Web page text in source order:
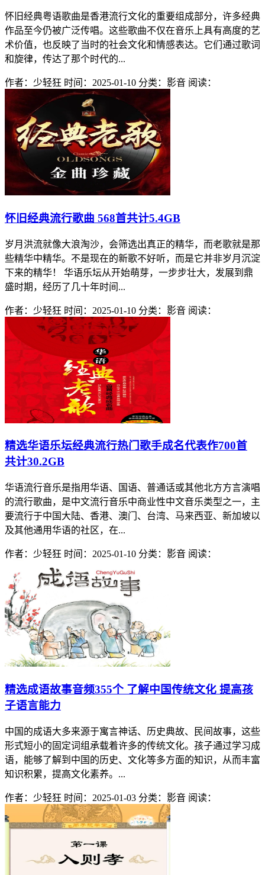
怀旧经典粤语歌曲是香港流行文化的重要组成部分，许多经典
作品至今仍被广泛传唱。这些歌曲不仅在音乐上具有高度的艺
术价值，也反映了当时的社会文化和情感表达。它们通过歌词
和旋律，传达了那个时代的...
作者：少轻狂 时间：2025-01-10 分类：影音 阅读：
怀旧经典流行歌曲 568首共计5.4GB
岁月洪流就像大浪淘沙，会筛选出真正的精华，而老歌就是那
些精华中精华。不是现在的新歌不好听，而是它并非岁月沉淀
下来的精华！ 华语乐坛从开始萌芽，一步步壮大，发展到鼎
盛时期，经历了几十年时间...
作者：少轻狂 时间：2025-01-10 分类：影音 阅读：
精选华语乐坛经典流行热门歌手成名代表作700首
共计30.2GB
华语流行音乐是指用华语、国语、普通话或其他北方方言演唱
的流行歌曲，是中文流行音乐中商业性中文音乐类型之一，主
要流行于中国大陆、香港、澳门、台湾、马来西亚、新加坡以
及其他通用华语的社区，在...
作者：少轻狂 时间：2025-01-10 分类：影音 阅读：
精选成语故事音频355个 了解中国传统文化 提高孩
子语言能力
中国的成语大多来源于寓言神话、历史典故、民间故事，这些
形式短小的固定词组承载着许多的传统文化。孩子通过学习成
语，能够了解到中国的历史、文化等多方面的知识，从而丰富
知识积累，提高文化素养。...
作者：少轻狂 时间：2025-01-03 分类：影音 阅读：